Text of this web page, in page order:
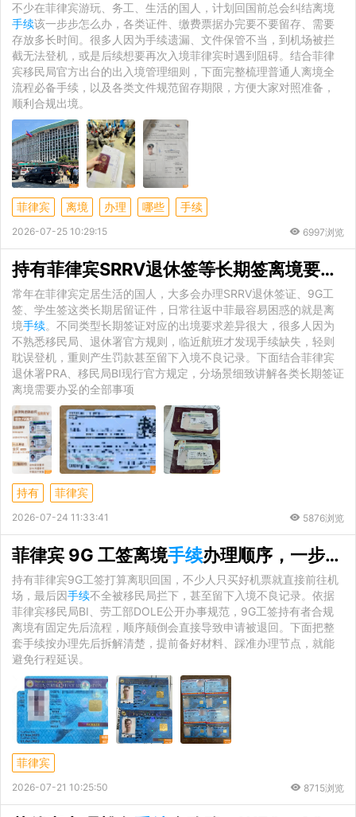
不少在菲律宾游玩、务工、生活的国人，计划回国前总会纠结离境
手续该一步步怎么办，各类证件、缴费票据办完要不要留存、需要
存放多长时间。很多人因为手续遗漏、文件保管不当，到机场被拦
截无法登机，或是后续想要再次入境菲律宾时遇到阻碍。结合菲律
宾移民局官方出台的出入境管理细则，下面完整梳理普通人离境全
流程必备手续，以及各类文件规范留存期限，方便大家对照准备，
顺利合规出境。
菲律宾 离境 办理 哪些 手续
2026-07-25 10:29:15 6997浏览
持有菲律宾SRRV退休签等长期签离境要办理什么
常年在菲律宾定居生活的国人，大多会办理SRRV退休签证、9G工
签、学生签这类长期居留证件，日常往返中菲最容易困惑的就是离
境手续。不同类型长期签证对应的出境要求差异很大，很多人因为
不熟悉移民局、退休署官方规则，临近航班才发现手续缺失，轻则
耽误登机，重则产生罚款甚至留下入境不良记录。下面结合菲律宾
退休署PRA、移民局BI现行官方规定，分场景细致讲解各类长期签证
离境需要办妥的全部事项
持有 菲律宾
2026-07-24 11:33:41 5876浏览
菲律宾 9G 工签离境手续办理顺序，一步不错才能顺利回国
持有菲律宾9G工签打算离职回国，不少人只买好机票就直接前往机
场，最后因手续不全被移民局拦下，甚至留下入境不良记录。依据
菲律宾移民局BI、劳工部DOLE公开办事规范，9G工签持有者合规
离境有固定先后流程，顺序颠倒会直接导致申请被退回。下面把整
套手续按办理先后拆解清楚，提前备好材料、踩准办理节点，就能
避免行程延误。
菲律宾
2026-07-21 10:25:50 8715浏览